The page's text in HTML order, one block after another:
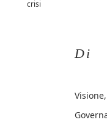
crisi
Di